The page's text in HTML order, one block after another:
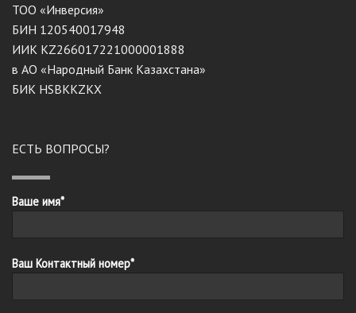
ТОО «Инверсия»
БИН 120540017948
ИИК KZ266017221000001888
в АО «Народный Банк Казахстана»
БИК HSBKKZKX
ЕСТЬ ВОПРОСЫ?
Ваше имя*
Ваш Контактный номер*